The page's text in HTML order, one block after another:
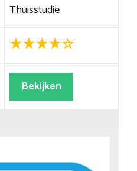
Thuisstudie
Bekijken